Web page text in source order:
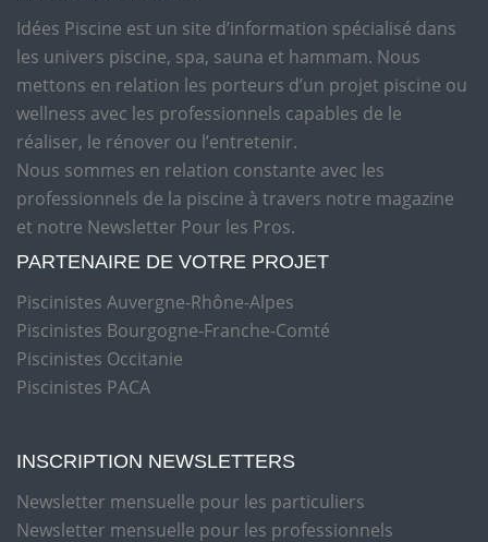
Idées Piscine est un site d’information spécialisé dans
les univers piscine, spa, sauna et hammam. Nous
mettons en relation les porteurs d’un projet piscine ou
wellness avec les professionnels capables de le
réaliser, le rénover ou l’entretenir.
Nous sommes en relation constante avec les
professionnels de la piscine à travers notre magazine
et notre Newsletter Pour les Pros.
PARTENAIRE DE VOTRE PROJET
Piscinistes Auvergne-Rhône-Alpes
Piscinistes Bourgogne-Franche-Comté
Piscinistes Occitanie
Piscinistes PACA
INSCRIPTION NEWSLETTERS
Newsletter mensuelle pour les particuliers
Newsletter mensuelle pour les professionnels